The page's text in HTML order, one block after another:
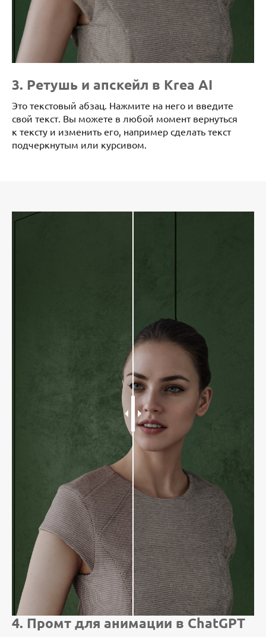
3. Ретушь и апскейл в Krea AI
Это текстовый абзац. Нажмите на него и введите
свой текст. Вы можете в любой момент вернуться
к тексту и изменить его, например сделать текст
подчеркнутым или курсивом.
4. Промт для анимации в ChatGPT